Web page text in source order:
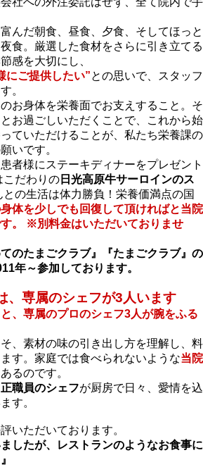
んだ朝食、昼食、夕食、そしてほっと
食。厳選した食材をさらに引き立てる
感を大切にし、
にご提供したい”との思いで、スタッフ
。
お身体を栄養面でお支えすること。そ
お過ごしいただくことで、これから始
ていただけることが、私たち栄養課の
いです。
者様にステーキディナーをプレゼント
こだわりの 日光高原牛サーロインのス
との生活は体力勝負！栄養価満点の国
体を少しでも回復して頂ければと当院
。 ※別料金はいただいておりませ
のたまごクラブ』『たまごクラブ』の
年～参加しております。
、専属のシェフが3人います
、専属のプロのシェフ3人が腕をふる
、素材の味の引き出し方を理解し、料
す。家庭では食べられないような当院
るのです。
職員のシェフが厨房で日々、愛情を込
す。
いただいております。
したが、レストランのようなお食事に